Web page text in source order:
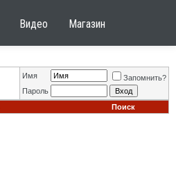
Видео Магазин
Имя
Запомнить?
Пароль
Поиск